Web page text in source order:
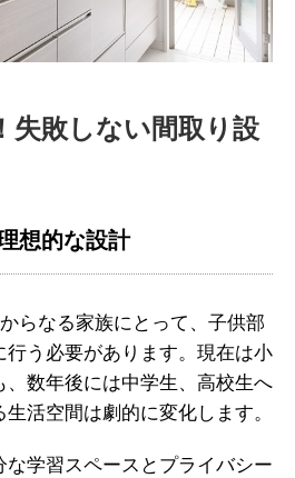
失敗しない間取り設
想的な設計
らなる家族にとって、子供部
行う必要があります。現在は小
数年後には中学生、高校生へ
活空間は劇的に変化します。
な学習スペースとプライバシー